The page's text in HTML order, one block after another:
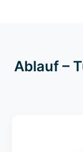
Ablauf –